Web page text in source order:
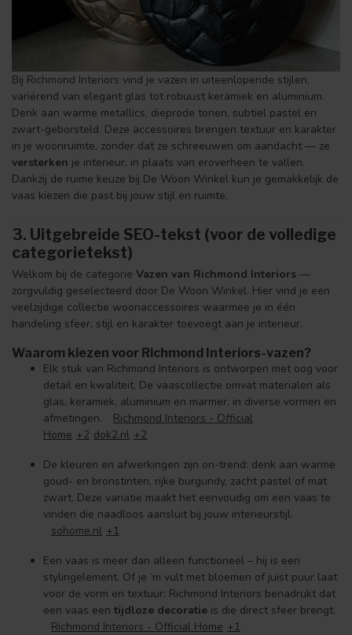
Bij Richmond Interiors vind je vazen in uiteenlopende stijlen,
variërend van elegant glas tot robuust keramiek en aluminium.
Denk aan warme metallics, diep­rode tonen, subtiel pastel en
zwart-geborsteld. Deze accessoires brengen textuur en karakter
in je woonruimte, zonder dat ze schreeuwen om aandacht — ze
versterken je interieur, in plaats van eroverheen te vallen.
Dankzij de ruime keuze bij De Woon Winkel kun je gemakkelijk de
vaas kiezen die past bij jouw stijl en ruimte.
3. Uitgebreide SEO-tekst (voor de volledige
categorietekst)
Welkom bij de categorie Vazen van Richmond Interiors —
zorgvuldig geselecteerd door De Woon Winkel. Hier vind je een
veelzijdige collectie woonaccessoires waarmee je in één
handeling sfeer, stijl en karakter toevoegt aan je interieur.
Waarom kiezen voor Richmond Interiors-vazen?
Elk stuk van Richmond Interiors is ontworpen met oog voor
detail en kwaliteit. De vaascollectie omvat materialen als
glas, keramiek, aluminium en marmer, in diverse vormen en
afmetingen.
Richmond Interiors - Official
Home +2 dok2.nl +2
De kleuren en afwerkingen zijn on-trend: denk aan warme
goud- en bronstinten, rijke burgundy, zacht pastel of mat
zwart. Deze variatie maakt het eenvoudig om een vaas te
vinden die naadloos aansluit bij jouw interieurstijl.
sohome.nl +1
Een vaas is meer dan alleen functioneel – hij is een
stylingelement. Of je ‘m vult met bloemen of juist puur laat
voor de vorm en textuur; Richmond Interiors benadrukt dat
een vaas een tijdloze decoratie is die direct sfeer brengt.
Richmond Interiors - Official Home +1